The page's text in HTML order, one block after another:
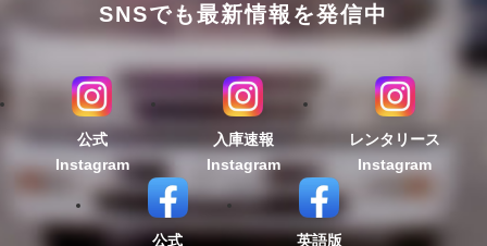
SNSでも最新情報を発信中
公式
Instagram
入庫速報
Instagram
レンタリース
Instagram
公式
英語版